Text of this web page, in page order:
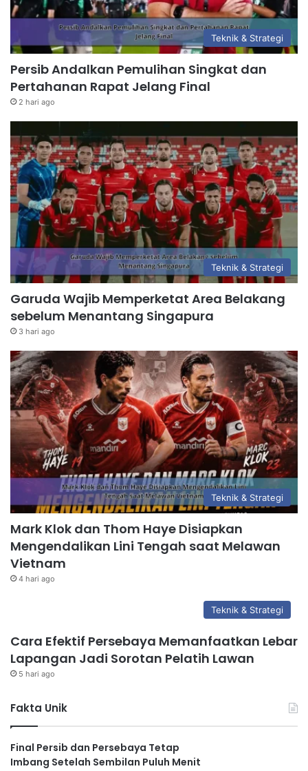
Teknik & Strategi
Persib Andalkan Pemulihan Singkat dan
Pertahanan Rapat Jelang Final
2 hari ago
Teknik & Strategi
Garuda Wajib Memperketat Area Belakang
sebelum Menantang Singapura
3 hari ago
Teknik & Strategi
Mark Klok dan Thom Haye Disiapkan
Mengendalikan Lini Tengah saat Melawan
Vietnam
4 hari ago
Teknik & Strategi
Cara Efektif Persebaya Memanfaatkan Lebar
Lapangan Jadi Sorotan Pelatih Lawan
5 hari ago
Fakta Unik
Final Persib dan Persebaya Tetap
Imbang Setelah Sembilan Puluh Menit